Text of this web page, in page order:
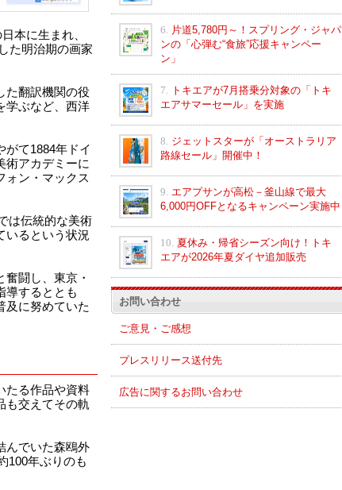
本に生まれ、
た明治期の画家
た翻訳機関の役
学ぶなど、西洋
がて1884年ドイ
術アカデミーに
ォン・マックス
は伝統的な美術
いるという状況
闘し、東京・
導するととも
及に努めていた
たる作品や資料
も交えてその軌
んでいた森鴎外
100年ぶりのも
6.
片道5,780円～！スプリング・ジャパ
ンの「心弾む“食旅”応援キャンペー
ン」
7.
トキエアが7月搭乗分対象の「トキ
エアサマーセール」を実施
8. ジェットスターが「オーストラリア
路線セール」開催中！
9. エアプサンが高松－釜山線で最大
6,000円OFFとなるキャンペーン実施中
10. 夏休み・帰省シーズン向け！トキ
エアが2026年夏ダイヤ追加販売
お問い合わせ
ご意見・ご感想
プレスリリース送付先
広告に関するお問い合わせ